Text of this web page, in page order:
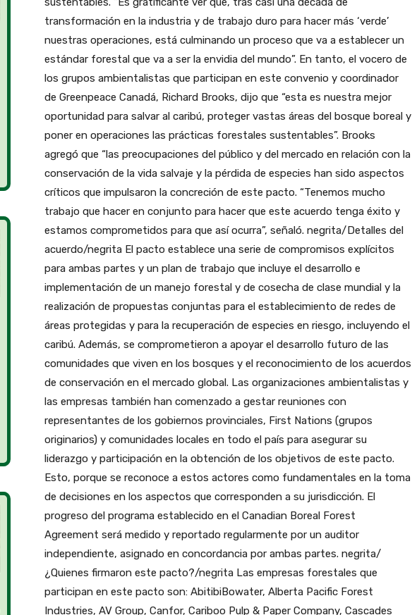
transformación en la industria y de trabajo duro para hacer más ‘verde’
nuestras operaciones, está culminando un proceso que va a establecer un
estándar forestal que va a ser la envidia del mundo”. En tanto, el vocero de
los grupos ambientalistas que participan en este convenio y coordinador
de Greenpeace Canadá, Richard Brooks, dijo que “esta es nuestra mejor
oportunidad para salvar al caribú, proteger vastas áreas del bosque boreal y
poner en operaciones las prácticas forestales sustentables”. Brooks
agregó que “las preocupaciones del público y del mercado en relación con la
conservación de la vida salvaje y la pérdida de especies han sido aspectos
críticos que impulsaron la concreción de este pacto. “Tenemos mucho
trabajo que hacer en conjunto para hacer que este acuerdo tenga éxito y
estamos comprometidos para que así ocurra”, señaló. negrita/Detalles del
acuerdo/negrita El pacto establece una serie de compromisos explícitos
para ambas partes y un plan de trabajo que incluye el desarrollo e
implementación de un manejo forestal y de cosecha de clase mundial y la
realización de propuestas conjuntas para el establecimiento de redes de
áreas protegidas y para la recuperación de especies en riesgo, incluyendo el
caribú. Además, se comprometieron a apoyar el desarrollo futuro de las
comunidades que viven en los bosques y el reconocimiento de los acuerdos
de conservación en el mercado global. Las organizaciones ambientalistas y
las empresas también han comenzado a gestar reuniones con
representantes de los gobiernos provinciales, First Nations (grupos
originarios) y comunidades locales en todo el país para asegurar su
liderazgo y participación en la obtención de los objetivos de este pacto.
Esto, porque se reconoce a estos actores como fundamentales en la toma
de decisiones en los aspectos que corresponden a su jurisdicción. El
progreso del programa establecido en el Canadian Boreal Forest
Agreement será medido y reportado regularmente por un auditor
independiente, asignado en concordancia por ambas partes. negrita/
¿Quienes firmaron este pacto?/negrita Las empresas forestales que
participan en este pacto son: AbitibiBowater, Alberta Pacific Forest
Industries, AV Group, Canfor, Cariboo Pulp & Paper Company, Cascades